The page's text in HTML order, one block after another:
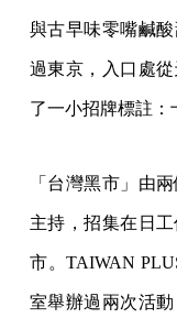
與古早味零嘴鹹
過東京，入口處
了一小招牌標註：
「台灣黑市」由
主持，招集在日
市。TAIWAN
室舉辦過兩次活